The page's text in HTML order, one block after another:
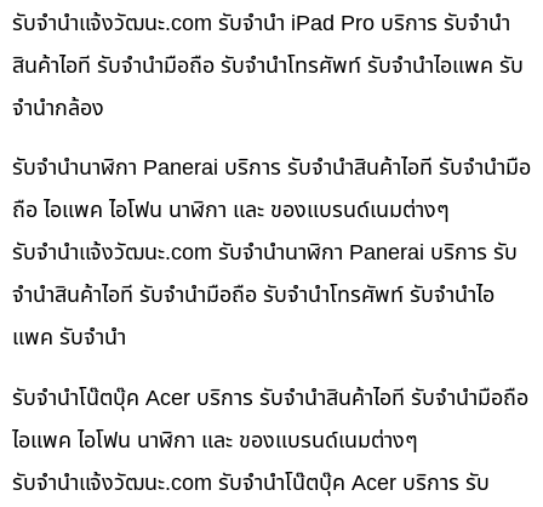
รับจํานําแจ้งวัฒนะ.com รับจำนำ iPad Pro บริการ รับจำนำ
สินค้าไอที รับจำนำมือถือ รับจำนำโทรศัพท์ รับจำนำไอแพค รับ
จำนำกล้อง
รับจำนำนาฬิกา Panerai บริการ รับจำนำสินค้าไอที รับจำนำมือ
ถือ ไอแพค ไอโฟน นาฬิกา และ ของแบรนด์เนมต่างๆ
รับจํานําแจ้งวัฒนะ.com รับจำนำนาฬิกา Panerai บริการ รับ
จำนำสินค้าไอที รับจำนำมือถือ รับจำนำโทรศัพท์ รับจำนำไอ
แพค รับจำนำ
รับจำนำโน๊ตบุ๊ค Acer บริการ รับจำนำสินค้าไอที รับจำนำมือถือ
ไอแพค ไอโฟน นาฬิกา และ ของแบรนด์เนมต่างๆ
รับจํานําแจ้งวัฒนะ.com รับจำนำโน๊ตบุ๊ค Acer บริการ รับ